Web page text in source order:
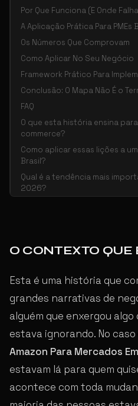
Por Que Funciona (E Onde
A Aplicação Prática Para PMEs
Os Números Que Comprovam
Como Aplicar No Seu Negócio
Framework Prático Para
Conclusão: O Mapa Não É o
FAQ
O que esta história ensina
commerce?
Como aplicar essas lições a
Brasil?
Qual é a tendência mais
2026?
O CONTEXTO QUE
Esta é uma história que
grandes narrativas de
alguém que enxergou
estava ignorando. No caso
Amazon Para Mercados
estavam lá para quem
acontece com toda